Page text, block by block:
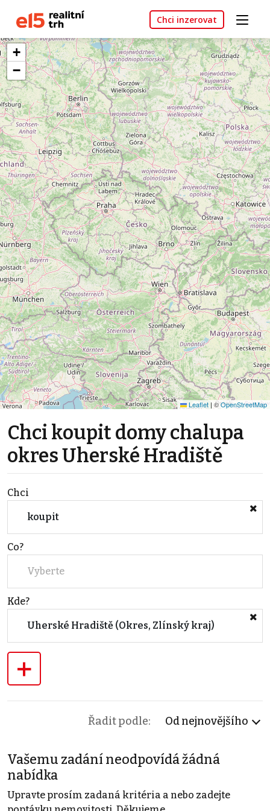
Chci inzerovat
+
−
Leaflet | ©OpenStreetMap
Chci koupit domy chalupa
okres Uherské Hradiště
Chci
koupit
Co?
Vyberte
Kde?
Uherské Hradiště (Okres, Zlínský kraj)
+
Řadit podle: Od nejnovějšího
Vašemu zadání neodpovídá žádná
nabídka
Upravte prosím zadaná kritéria a nebo zadejte